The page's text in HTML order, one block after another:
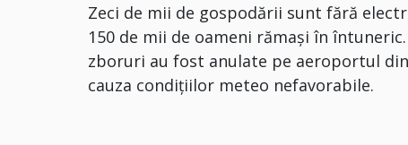
Zeci de mii de gospodării sunt fără
150 de mii de oameni rămaşi în
zboruri au fost anulate pe aeroportul
cauza condiţiilor meteo nefavorabile.